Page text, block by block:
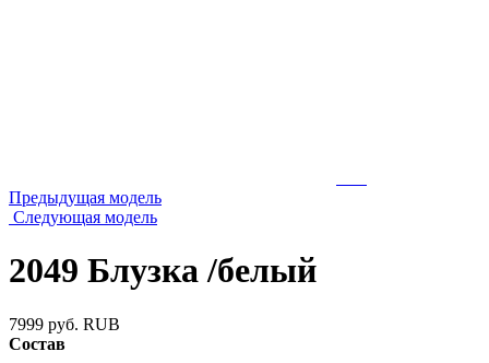
Предыдущая модель
Следующая модель
2049 Блузка /белый
7999 руб. RUB
Состав